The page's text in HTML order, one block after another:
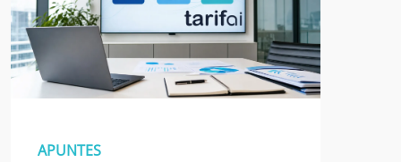
APUNTES